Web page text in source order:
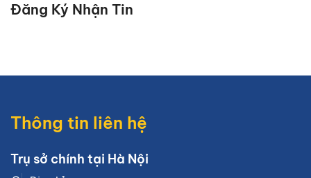
Đăng Ký Nhận Tin
Thông tin liên hệ
Trụ sở chính tại Hà Nội